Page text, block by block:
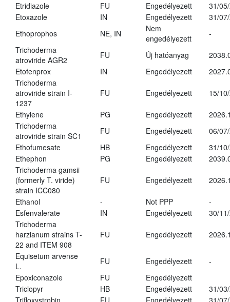
Etridiazole FU Engedélyezett
31/
Etoxazole
IN Engedélyezett
31/
Ethoprophos
NE, IN
Nem
engedélyezett
-
Trichoderma
atroviride AGR2
FU Új hatóanyag
Etofenprox
IN Engedélyezett
Trichoderma
atroviride strain I-
1237
FU Engedélyezett 15/
Ethylene PG Engedélyezett
Trichoderma
atroviride strain SC1
FU Engedélyezett
06/
Ethofumesate
HB Engedélyezett
31/
Ethephon
PG Engedélyezett
Trichoderma gamsii
(formerly T. viride)
strain ICC080
FU Engedélyezett
Ethanol - Not PPP
-
Esfenvalerate
IN Engedélyezett
30/
Trichoderma
harzianum strains T-
22 and ITEM 908
FU Engedélyezett
Equisetum arvense
L.
FU Engedélyezett
-
Epoxiconazole
FU
Engedélyezett
Triclopyr
HB Engedélyezett
31/